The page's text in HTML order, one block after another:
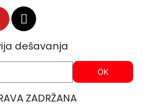
dešavanja
OK
ZADRŽANA